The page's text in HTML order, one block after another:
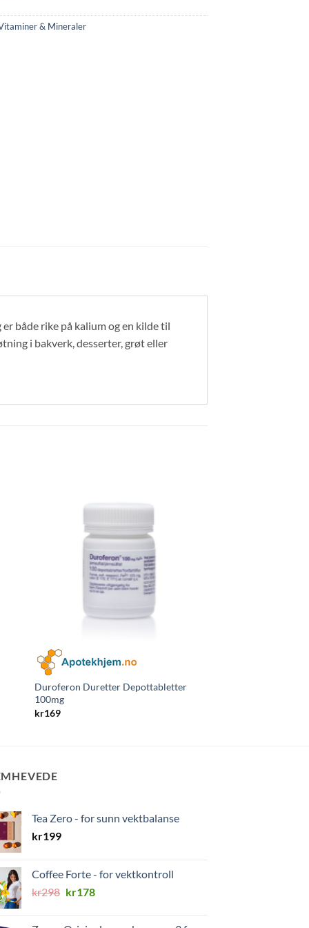
& Mineraler
både rike på kalium og en kilde til
i bakverk, desserter, grøt eller
Duroferon Duretter Depottabletter
100mg
kr169
Tea Zero - for sunn vektbalanse
kr199
Coffee Forte - for vektkontroll
kr298 Opprinnelig
kr178Nåværende